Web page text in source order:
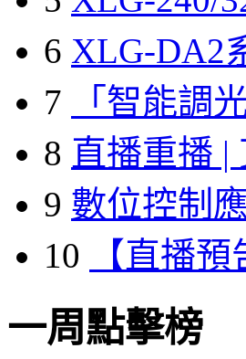
6 XLG-DA2
7
「智能調
8 直播重播 |
9 數位控制
10
【直播
一周點擊榜